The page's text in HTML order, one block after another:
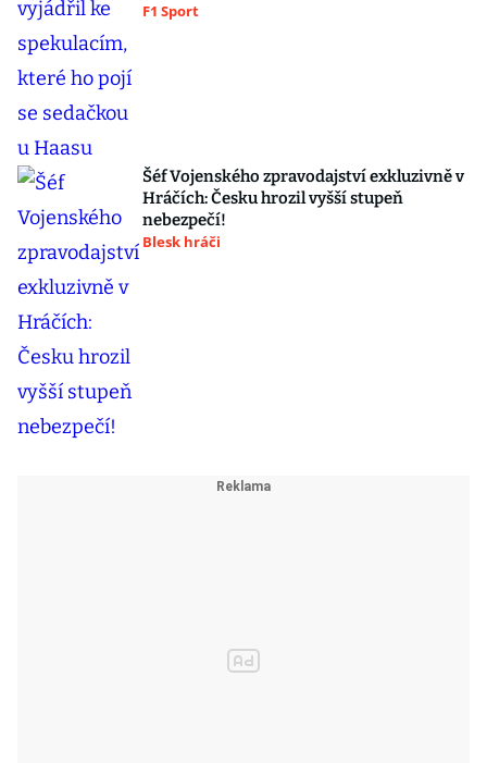
F1 Sport
Šéf Vojenského zpravodajství exkluzivně v
Hráčích: Česku hrozil vyšší stupeň
nebezpečí!
Blesk hráči